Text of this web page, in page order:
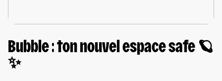
Bubble : ton nouvel espace safe 🪐
✨